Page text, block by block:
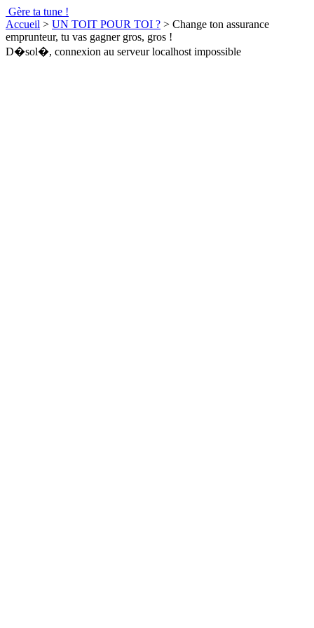
Gère ta tune !
Accueil > UN TOIT POUR TOI ? > Change ton assurance
emprunteur, tu vas gagner gros, gros !
D�sol�, connexion au serveur localhost impossible